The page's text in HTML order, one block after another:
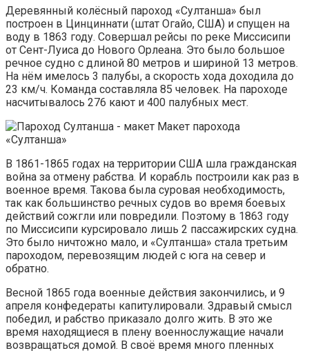
Деревянный колёсный пароход «Султанша» был
построен в Цинциннати (штат Огайо, США) и спущен на
воду в 1863 году. Совершал рейсы по реке Миссисипи
от Сент-Луиса до Нового Орлеана. Это было большое
речное судно с длиной 80 метров и шириной 13 метров.
На нём имелось 3 палубы, а скорость хода доходила до
23 км/ч. Команда составляла 85 человек. На пароходе
насчитывалось 276 кают и 400 палубных мест.
Макет парохода
«Султанша»
В 1861-1865 годах на территории США шла гражданская
война за отмену рабства. И корабль построили как раз в
военное время. Такова была суровая необходимость,
так как большинство речных судов во время боевых
действий сожгли или повредили. Поэтому в 1863 году
по Миссисипи курсировало лишь 2 пассажирских судна.
Это было ничтожно мало, и «Султанша» стала третьим
пароходом, перевозящим людей с юга на север и
обратно.
Весной 1865 года военные действия закончились, и 9
апреля конфедераты капитулировали. Здравый смысл
победил, и рабство приказало долго жить. В это же
время находящиеся в плену военнослужащие начали
возвращаться домой. В своё время много пленных